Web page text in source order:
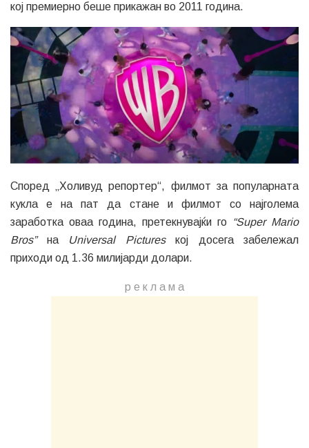
кој премиерно беше прикажан во 2011 година.
Според „Холивуд репортер“, филмот за популарната
кукла е на пат да стане и филмот со најголема
заработка оваа година, претекнувајќи го “Super Mario
Bros”на Universal Picturesкој досега забележал
приходи од 1.36 милијарди долари.
р е к л а м a